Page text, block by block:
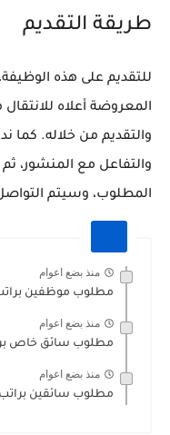
طريقة التقديم
للتقديم على هذه
المعروضة أعلاه
والتقديم من خلاله. كما
والتفاعل مع المنشور،
المطلوب، وسيتم
منذ بضع اعوام
مطلوب موظفين براتب 350 - 400 دينار ولا يشترط
منذ بضع اعوام
مطلوب سائق خاص براتب 650 دينار للعمل لدى
منذ بضع اعوام
مطلوب سائقين براتب يصل الى